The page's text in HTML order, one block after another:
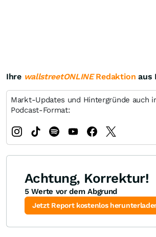
Ihre wallstreetONLINERedaktion aus
Markt-Updates und Hintergründe auch
Podcast-Format:
Achtung, Korrektur!
5 Werte vor dem Abgrund
Jetzt Report kostenlos